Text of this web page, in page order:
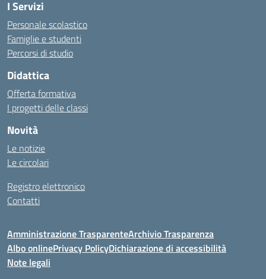
I Servizi
Personale scolastico
Famiglie e studenti
Percorsi di studio
Didattica
Offerta formativa
I progetti delle classi
Novità
Le notizie
Le circolari
Registro elettronico
Contatti
Amministrazione TrasparenteArchivio Trasparenza
Albo onlinePrivacy PolicyDichiarazione di accessibilità
Note legali